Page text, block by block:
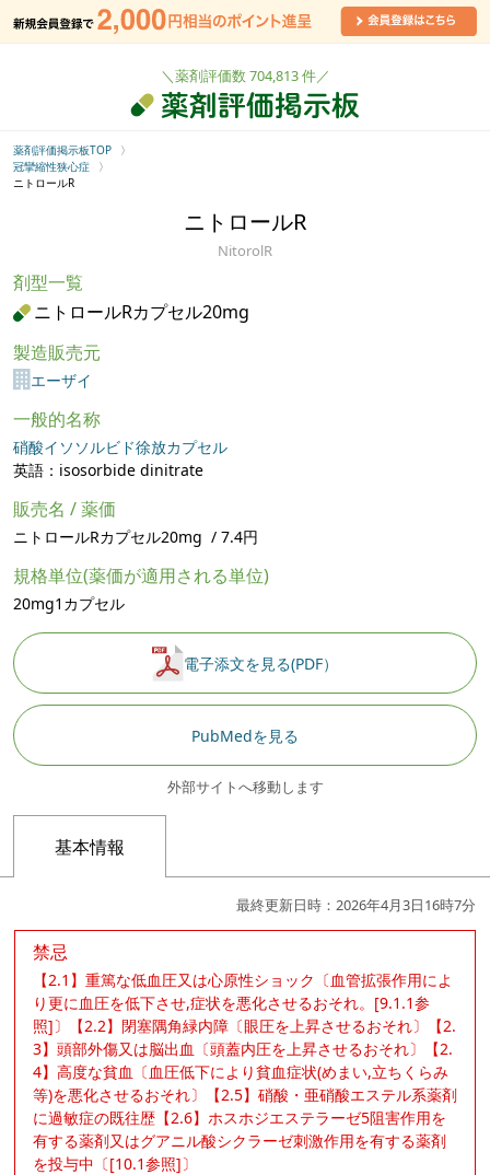
＼薬剤評価数 704,813 件／
薬剤評価掲示板TOP
冠攣縮性狭心症
ニトロールR
ニトロールR
NitorolR
剤型一覧
ニトロールRカプセル20mg
製造販売元
エーザイ
一般的名称
硝酸イソソルビド徐放カプセル
英語：isosorbide dinitrate
販売名 / 薬価
ニトロールRカプセル20mg / 7.4円
規格単位(薬価が適用される単位)
20mg1カプセル
電子添文を見る(PDF）
PubMedを見る
外部サイトへ移動します
基本情報
最終更新日時：2026年4月3日16時7分
禁忌
【2.1】重篤な低血圧又は心原性ショック〔血管拡張作用によ
り更に血圧を低下させ,症状を悪化させるおそれ。[9.1.1参
照]〕【2.2】閉塞隅角緑内障〔眼圧を上昇させるおそれ〕【2.
3】頭部外傷又は脳出血〔頭蓋内圧を上昇させるおそれ〕【2.
4】高度な貧血〔血圧低下により貧血症状(めまい,立ちくらみ
等)を悪化させるおそれ〕【2.5】硝酸・亜硝酸エステル系薬剤
に過敏症の既往歴【2.6】ホスホジエステラーゼ5阻害作用を
有する薬剤又はグアニル酸シクラーゼ刺激作用を有する薬剤
を投与中〔[10.1参照]〕